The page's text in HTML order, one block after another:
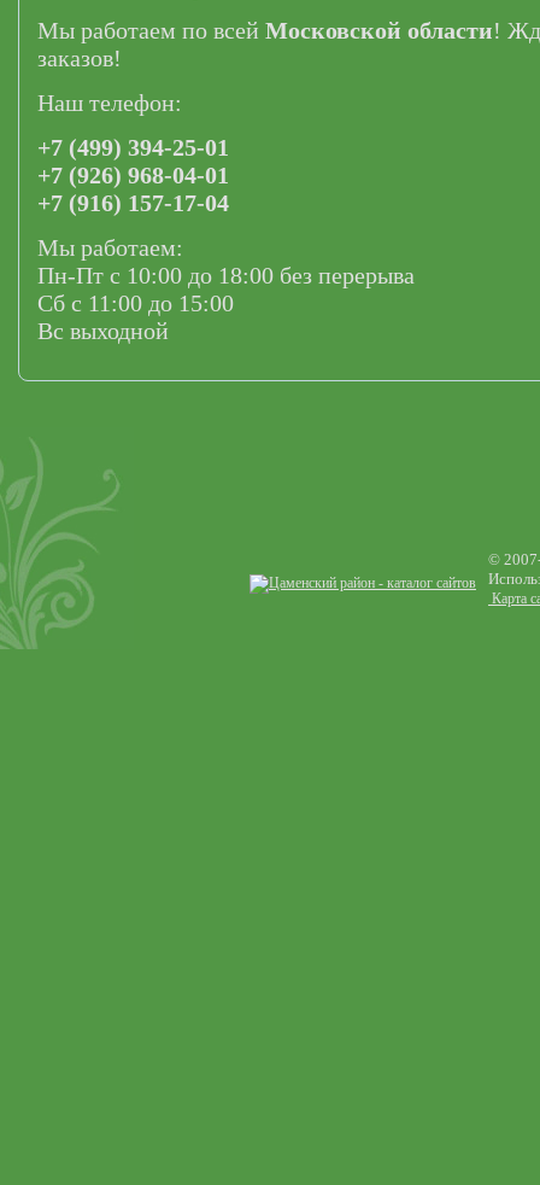
Мы работаем по всей Московской области!
заказов!
Наш телефон:
+7 (499) 394-25-01
+7 (926) 968-04-01
+7 (916) 157-17-04
Мы работаем:
Пн-Пт с 10:00 до 18:00 без перерыва
Сб с 11:00 до 15:00
Вс выходной
©
Карта